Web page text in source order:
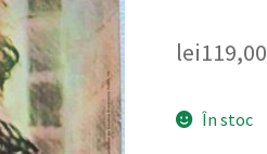
lei119,00
În stoc